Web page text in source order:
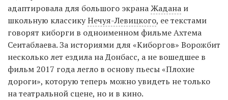
адаптировала для большого экранаЖадана и
школьную классикуНечуя-Левицкого, ее текстами
говорят киборги в одноименном фильме Ахтема
Сеитаблаева. За историями для «Киборгов» Ворожбит
несколько лет ездила на Донбасс, а не вошедшее в
фильм 2017 года легло в основу пьесы «Плохие
дороги», которую теперь можно увидеть не только
на театральной сцене, но и в кино.